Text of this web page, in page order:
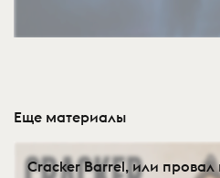
Еще материалы
Cracker Barrel, или провал